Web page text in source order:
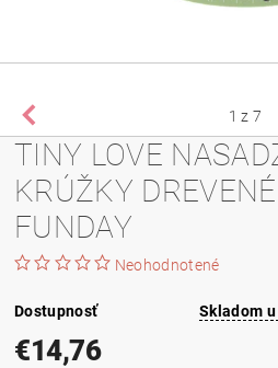
1 z 7
TINY LOVE
KRÚŽKY
FUNDAY
Neohodnotené
Dostupnosť Skladom
€14,76